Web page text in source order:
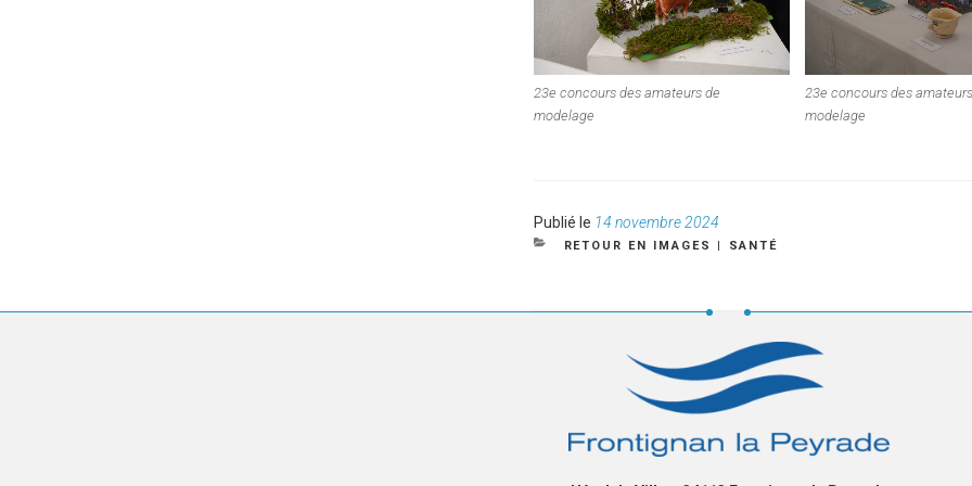
23e concours des amateurs de
modelage
23e concours des
modelage
Publié le Publié
le
14 novembre 2024
CATÉGORIES
RETOUR EN IMAGES | SANTÉ